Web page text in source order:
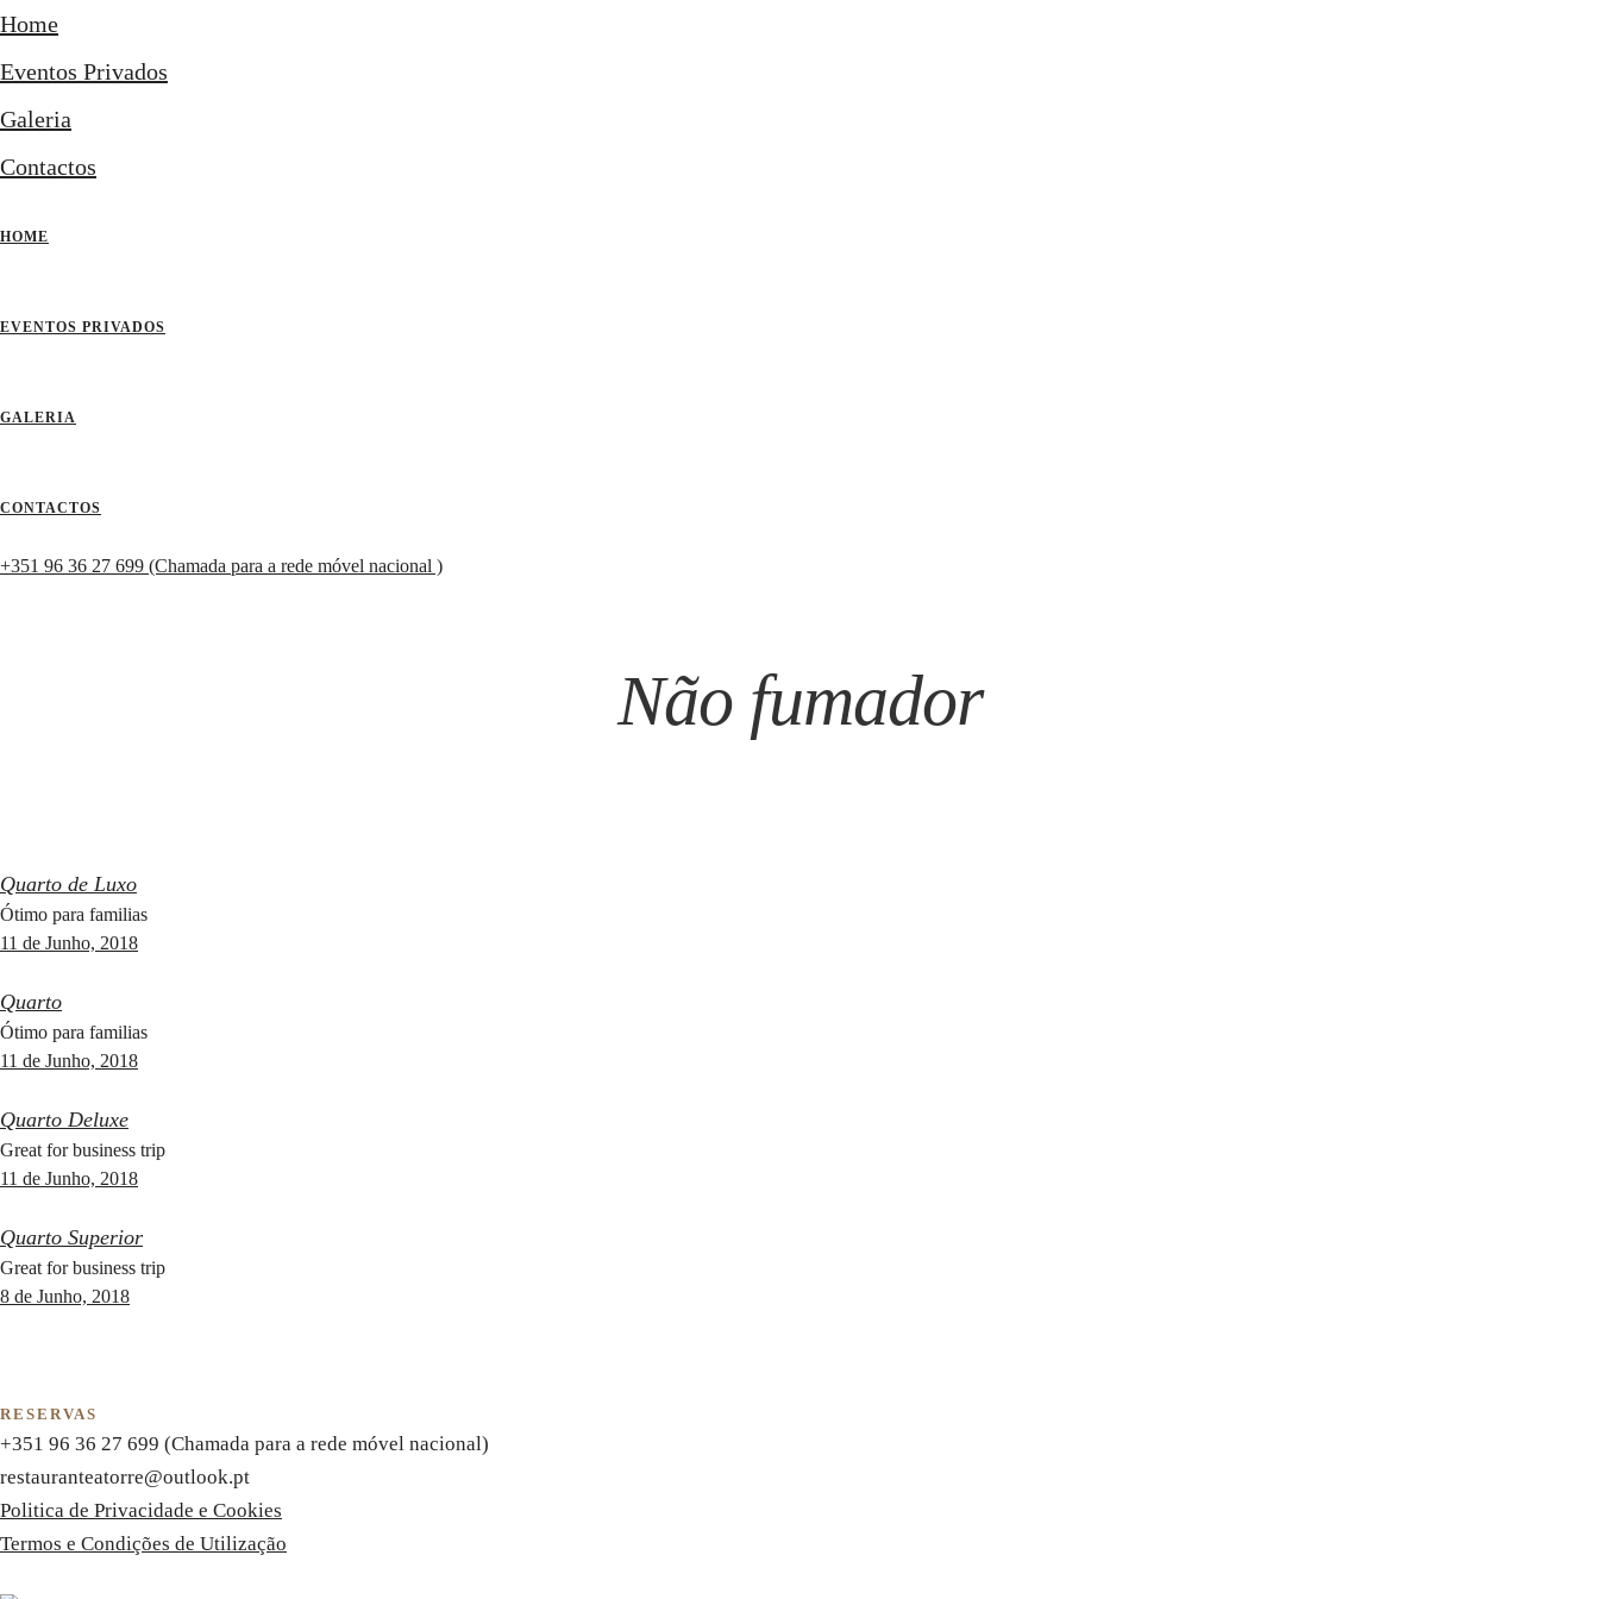
Home
Eventos Privados
Galeria
Contactos
HOME
EVENTOS PRIVADOS
GALERIA
CONTACTOS
+351 96 36 27 699 (Chamada para a rede móvel nacional )
Não fumador
Quarto de Luxo
Ótimo para familias
11 de Junho, 2018
Quarto
Ótimo para familias
11 de Junho, 2018
Quarto Deluxe
Great for business trip
11 de Junho, 2018
Quarto Superior
Great for business trip
8 de Junho, 2018
RESERVAS
+351 96 36 27 699 (Chamada para a rede móvel nacional)
restauranteatorre@outlook.pt
Politica de Privacidade e Cookies
Termos e Condições de Utilização